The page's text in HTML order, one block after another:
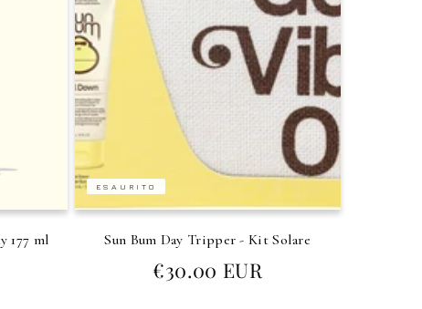
177 ml
ESAURITO
Sun Bum Day Tripper - Kit Solare
Prezzo
di
€30.00 EUR